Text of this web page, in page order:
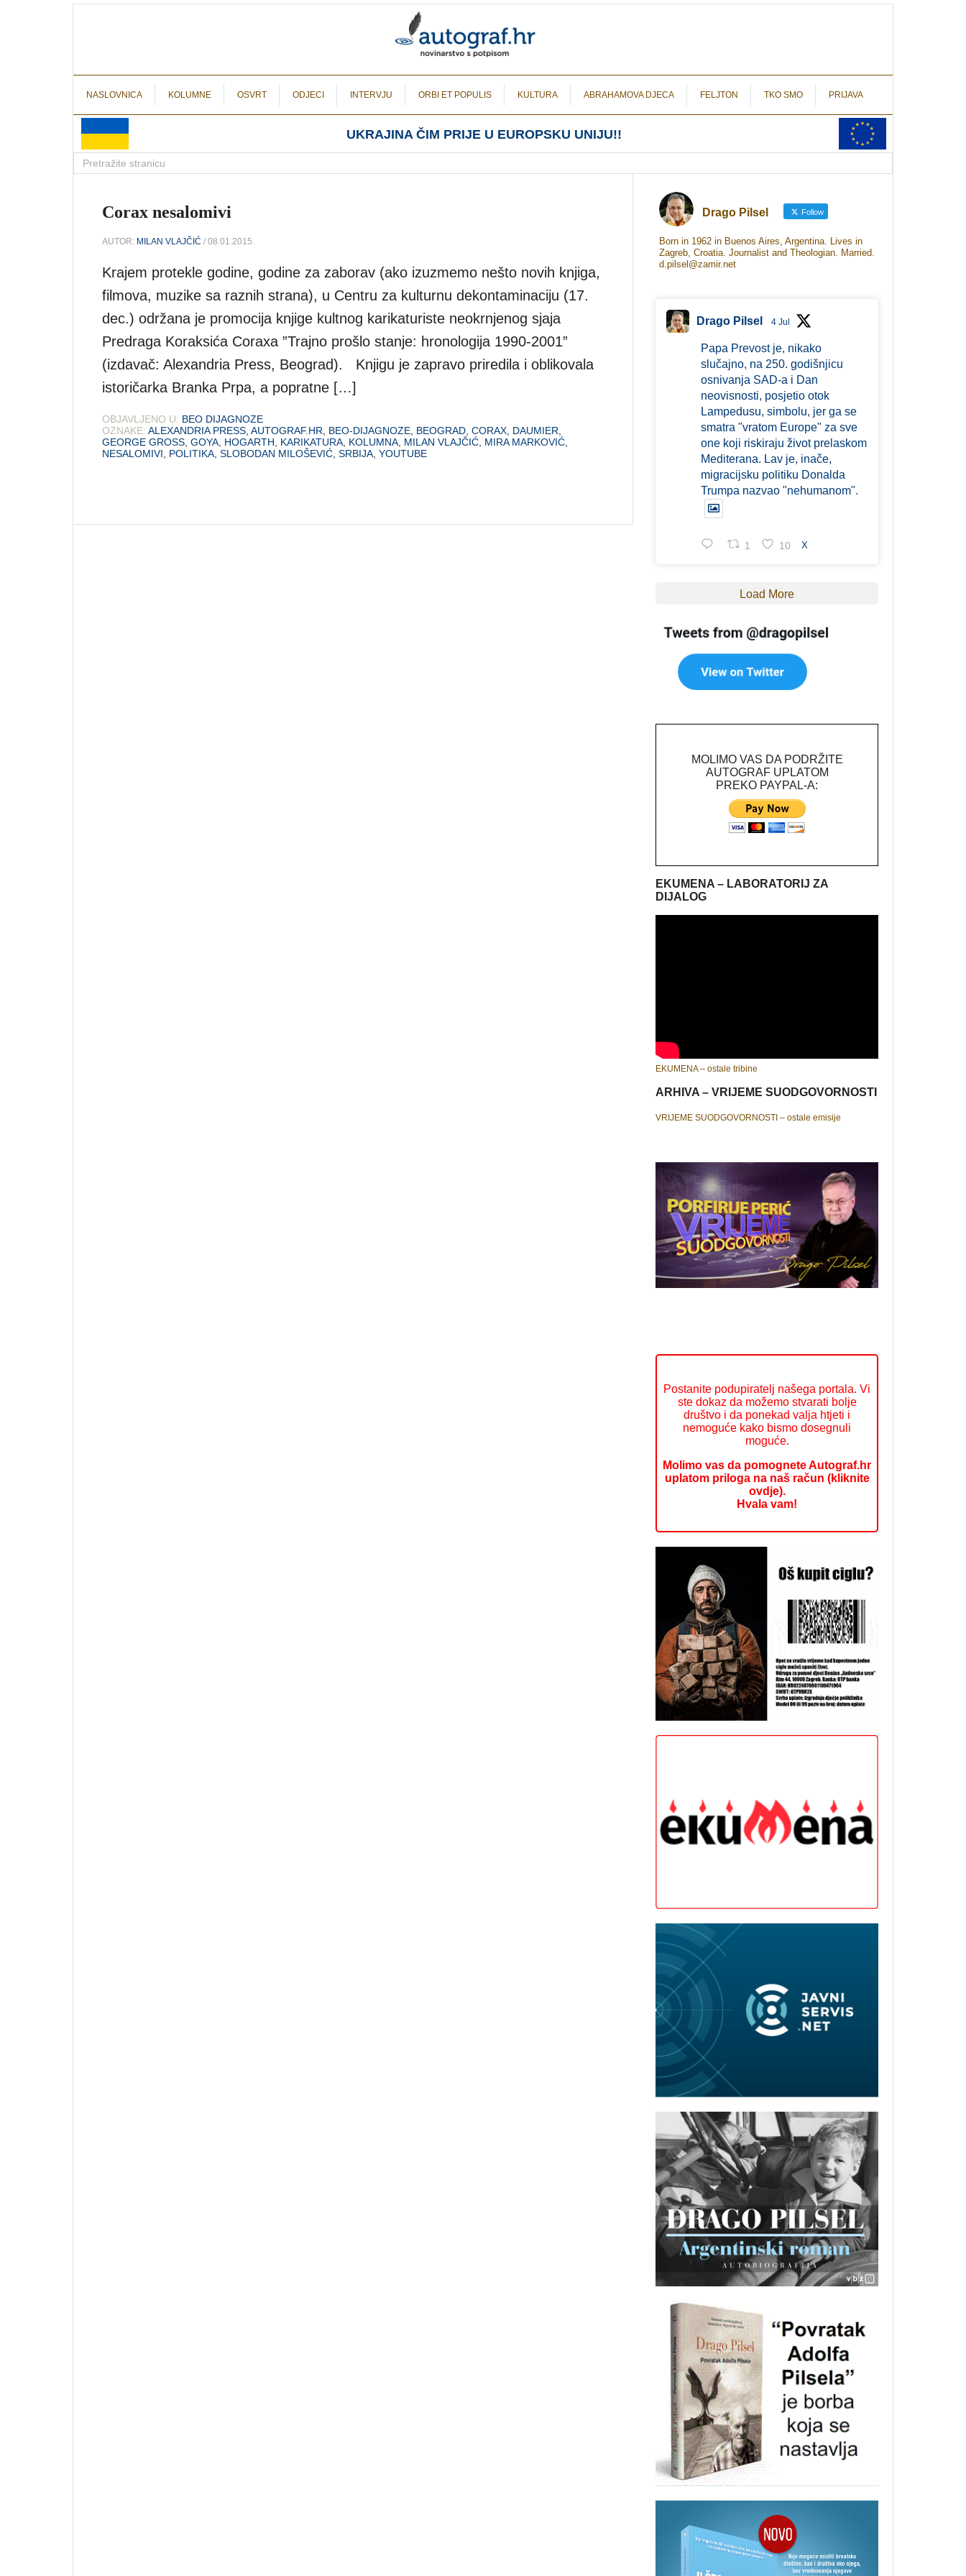
NASLOVNICA KOLUMNE OSVRT ODJECI INTERVJU ORBI ET POPULIS KULTURA ABRAHAMOVA DJECA FELJTON TKO SMO PRIJAVA
UKRAJINA ČIM PRIJE U EUROPSKU UNIJU!!
Corax nesalomivi
AUTOR: MILAN VLAJČIĆ / 08.01.2015.
Krajem protekle godine, godine za zaborav (ako izuzmemo nešto novih knjiga,
filmova, muzike sa raznih strana), u Centru za kulturnu dekontaminaciju (17.
dec.) održana je promocija knjige kultnog karikaturiste neokrnjenog sjaja
Predraga Koraksića Coraxa ”Trajno prošlo stanje: hronologija 1990-2001”
(izdavač: Alexandria Press, Beograd). Knjigu je zapravo priredila i oblikovala
istoričarka Branka Prpa, a popratne […]
OBJAVLJENO U: BEO DIJAGNOZE
OZNAKE: ALEXANDRIA PRESS AUTOGRAF.HR BEO-DIJAGNOZE BEOGRAD CORAX DAUMIER
GEORGE GROSS GOYA HOGARTH KARIKATURA KOLUMNA MILAN VLAJČIĆ MIRA MARKOVIĆ
NESALOMIVI
POLITIKA SLOBODAN MILOŠEVIĆ SRBIJA YOUTUBE
Drago Pilsel Follow
Born in 1962 in Buenos Aires, Argentina. Lives in
Zagreb, Croatia. Journalist and Theologian. Married.
d.pilsel@zamir.net
Drago Pilsel 4 Jul
Papa Prevost je, nikako
slučajno, na 250. godišnjicu
osnivanja SAD-a i Dan
neovisnosti, posjetio otok
Lampedusu, simbolu, jer ga se
smatra "vratom Europe" za sve
one koji riskiraju život prelaskom
Mediterana. Lav je, inače,
migracijsku politiku Donalda
Trumpa nazvao "nehumanom".
1 10 X
Load More
MOLIMO VAS DA PODRŽITE
AUTOGRAF UPLATOM
PREKO PAYPAL-A:
EKUMENA – LABORATORIJ ZA
DIJALOG
EKUMENA – ostale tribine
ARHIVA – VRIJEME SUODGOVORNOSTI
VRIJEME SUODGOVORNOSTI – ostale emisije
Postanite podupiratelj našega portala. Vi
ste dokaz da možemo stvarati bolje
društvo i da ponekad valja htjeti i
nemoguće kako bismo dosegnuli
moguće.
Molimo vas da pomognete Autograf.hr
uplatom priloga na naš račun (kliknite
ovdje).
Hvala vam!